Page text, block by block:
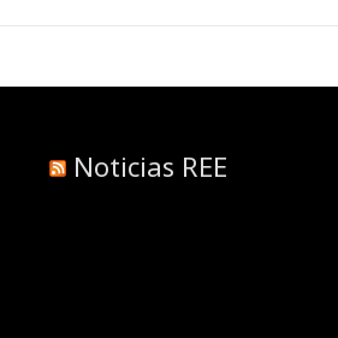
Noticias REE